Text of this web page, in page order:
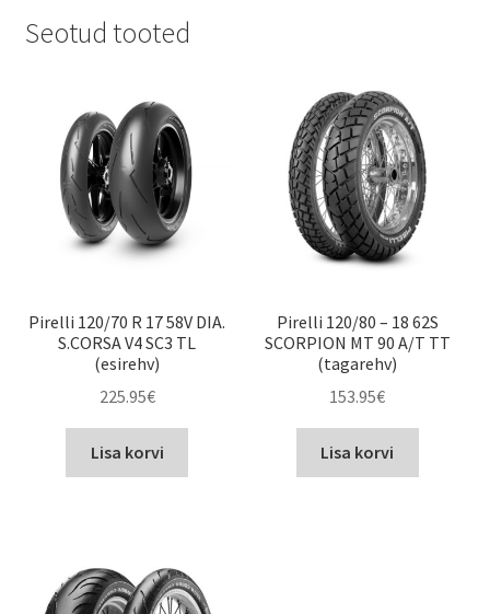
Seotud tooted
Pirelli 120/70 R 17 58V DIA.
S.CORSA V4 SC3 TL
(esirehv)
225.95€
Lisa korvi
Pirelli 120/80 – 18 62S
SCORPION MT 90 A/T TT
(tagarehv)
153.95€
Lisa korvi